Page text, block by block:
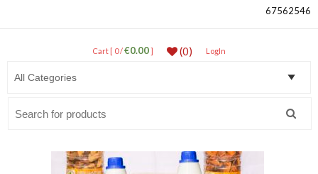
67562546
Cart [ 0 /€0.00] (0) LogIn